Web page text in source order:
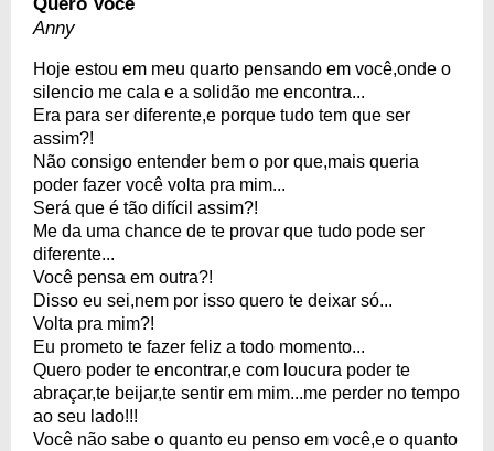
Anny
Hoje estou em meu quarto pensando em você,onde o
silencio me cala e a solidão me encontra...
Era para ser diferente,e porque tudo tem que ser
assim?!
Não consigo entender bem o por que,mais queria
poder fazer você volta pra mim...
Será que é tão difícil assim?!
Me da uma chance de te provar que tudo pode ser
diferente...
Você pensa em outra?!
Disso eu sei,nem por isso quero te deixar só...
Volta pra mim?!
Eu prometo te fazer feliz a todo momento...
Quero poder te encontrar,e com loucura poder te
abraçar,te beijar,te sentir em mim...me perder no tempo
ao seu lado!!!
Você não sabe o quanto eu penso em você,e o quanto